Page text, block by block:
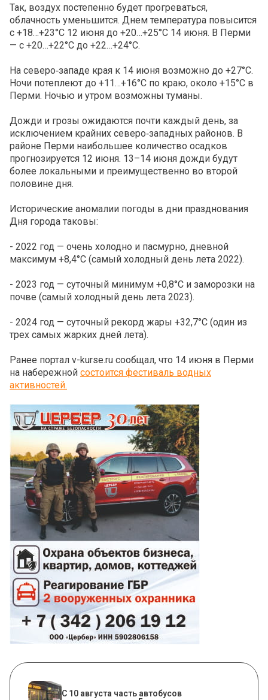
Так, воздух постепенно будет прогреваться,
облачность уменьшится. Днем температура повысится
с +18…+23°С 12 июня до +20…+25°С 14 июня. В Перми
— с +20…+22°С до +22…+24°С.
На северо‑западе края к 14 июня возможно до +27°С.
Ночи потеплеют до +11…+16°С по краю, около +15°С в
Перми. Ночью и утром возможны туманы.
Дожди и грозы ожидаются почти каждый день, за
исключением крайних северо‑западных районов. В
районе Перми наибольшее количество осадков
прогнозируется 12 июня. 13–14 июня дожди будут
более локальными и преимущественно во второй
половине дня.
Исторические аномалии погоды в дни празднования
Дня города таковы:
- 2022 год — очень холодно и пасмурно, дневной
максимум +8,4°С (самый холодный день лета 2022).
- 2023 год — суточный минимум +0,8°С и заморозки на
почве (самый холодный день лета 2023).
- 2024 год — суточный рекорд жары +32,7°С (один из
трех самых жарких дней лета).
Ранее портал v-kurse.ru сообщал, что 14 июня в Перми
на набережной состоится фестиваль водных
активностей.
С 10 августа часть автобусов